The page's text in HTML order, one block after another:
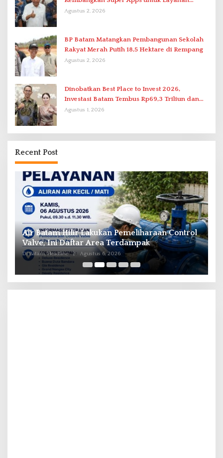
Terpadu
Agustus 2, 2026
BP Batam Matangkan Pembangunan Sekolah
Rakyat Merah Putih 18,5 Hektare di Rempang
Agustus 2, 2026
Dinobatkan Best Place to Invest 2026,
Investasi Batam Tembus Rp69,3 Triliun dan
Ekonomi Tumbuh 6,76 Persen
Agustus 1, 2026
Recent Post
Air Batam Hilir Lakukan Pemeliharaan Control
Valve, Ini Daftar Area Terdampak
Di Batam, Headline | Agustus 6, 2026